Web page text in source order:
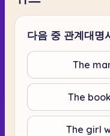
다음 중 관계대명
The
The
The girl